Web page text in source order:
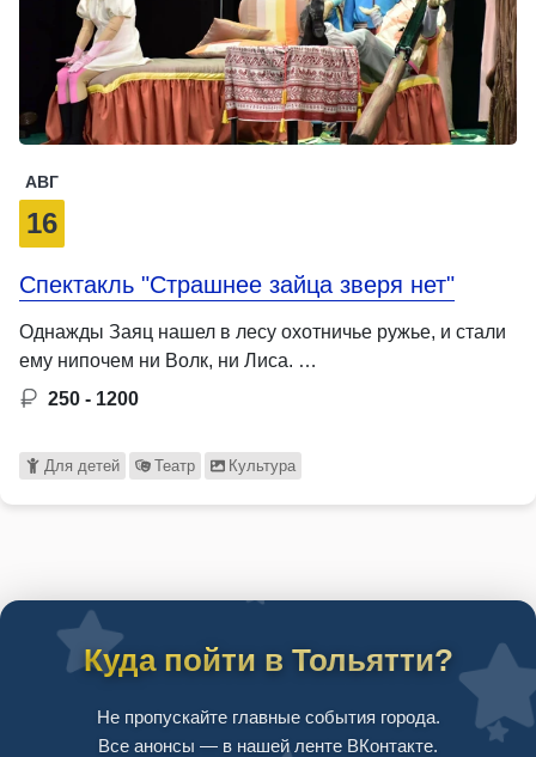
АВГ
16
Спектакль "Страшнее зайца зверя нет"
Однажды Заяц нашел в лесу охотничье ружье, и стали
ему нипочем ни Волк, ни Лиса. …
250 - 1200
Для детей Театр Культура
Куда пойти в Тольятти?
Не пропускайте главные события города.
Все анонсы — в нашей ленте ВКонтакте.